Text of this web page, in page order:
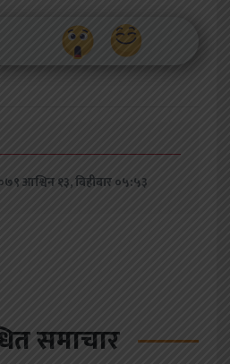
आश्विन १३, बिहीबार ०५:५३
समाचार